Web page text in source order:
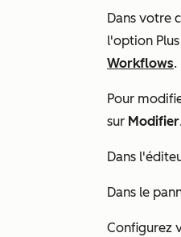
Dans votre
l'option Plus
Workflows.
Pour
sur Modifier
Dans
Dans le
Configurez